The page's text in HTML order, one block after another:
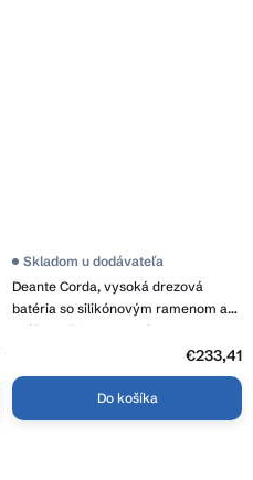
Deante Corda, vysoká drezová
batéria so silikónovým ramenom a
spŕškou, čierna matná, DEA-
Skladom u dodávateľa
€233,41
Do košíka